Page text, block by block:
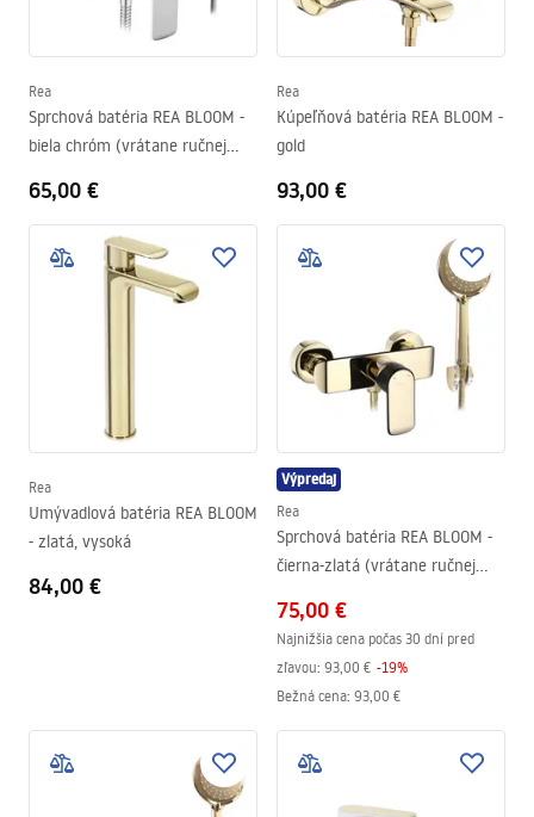
Rea
Sprchová batéria REA BLOOM -
biela chróm (vrátane ručnej
65,00 €
Rea
Kúpeľňová batéria REA BLOOM -
gold
93,00 €
Rea
Umývadlová batéria REA BLOOM
- zlatá, vysoká
84,00 €
Výpredaj
Rea
Sprchová batéria REA BLOOM -
čierna-zlatá (vrátane ručnej
75,00 €
Najnižšia cena počas 30 dní pred
zľavou: 93,00 € -19%
Bežná cena: 93,00 €